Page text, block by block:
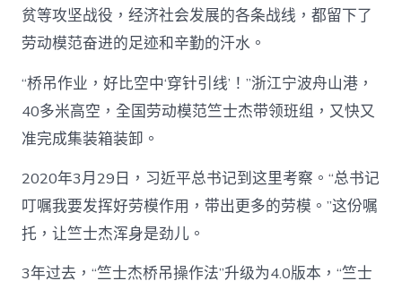
贫等攻坚战役，经济社会发展的各条战线，都留下了
劳动模范奋进的足迹和辛勤的汗水。
“桥吊作业，好比空中‘穿针引线’！”浙江宁波舟山港，
40多米高空，全国劳动模范竺士杰带领班组，又快又
准完成集装箱装卸。
2020年3月29日，习近平总书记到这里考察。“总书记
叮嘱我要发挥好劳模作用，带出更多的劳模。”这份嘱
托，让竺士杰浑身是劲儿。
3年过去，“竺士杰桥吊操作法”升级为4.0版本，“竺士